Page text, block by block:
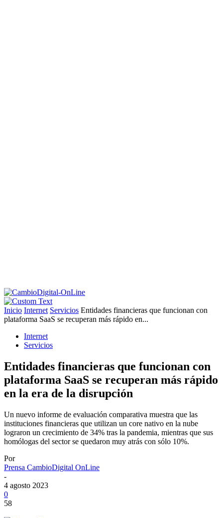
Inicio Internet Servicios Entidades financieras que funcionan con
plataforma SaaS se recuperan más rápido en...
Internet
Servicios
Entidades financieras que funcionan con
plataforma SaaS se recuperan más rápido
en la era de la disrupción
Un nuevo informe de evaluación comparativa muestra que las
instituciones financieras que utilizan un core nativo en la nube
lograron un crecimiento de 34% tras la pandemia, mientras que sus
homólogas del sector se quedaron muy atrás con sólo 10%.
Por
Prensa CambioDigital OnLine
-
4 agosto 2023
0
58